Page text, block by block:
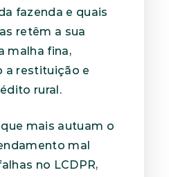
fazenda e quais
retêm a sua
malha fina,
a restituição e
rural.
mais autuam o
mal
no LCDPR,